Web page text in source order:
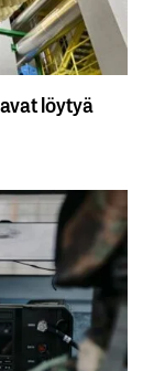
löytyä